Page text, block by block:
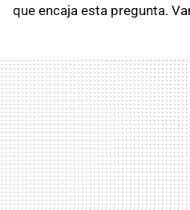
que encaja esta pregunta.